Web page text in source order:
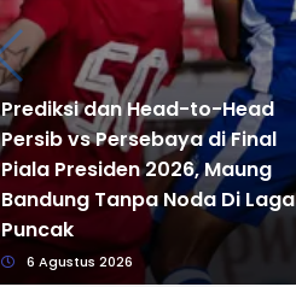
Prediksi dan Head-to-Head
Persib vs Persebaya di Final
Piala Presiden 2026, Maung
Bandung Tanpa Noda Di Laga
Puncak
6 Agustus 2026